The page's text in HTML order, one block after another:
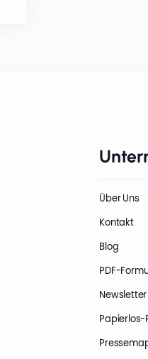
Über Uns
Kontakt
Blog
PDF-
Newsletter
Papierlos-